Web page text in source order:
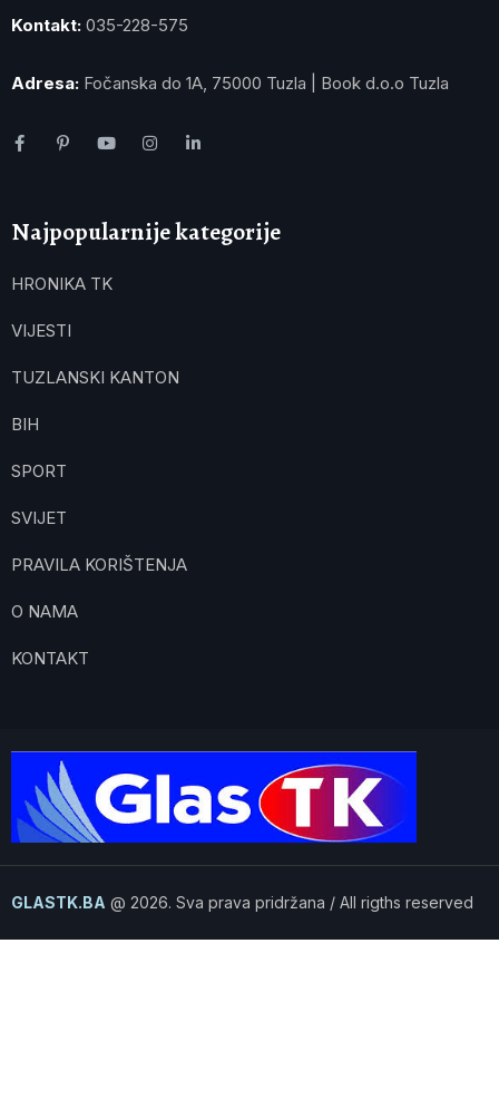
Kontakt: 035-228-575
Adresa: Fočanska do 1A, 75000 Tuzla | Book d.o.o Tuzla
Najpopularnije kategorije
HRONIKA TK
VIJESTI
TUZLANSKI KANTON
BIH
SPORT
SVIJET
PRAVILA KORIŠTENJA
O NAMA
KONTAKT
GLASTK.BA @ 2026. Sva prava pridržana / All rigths reserved